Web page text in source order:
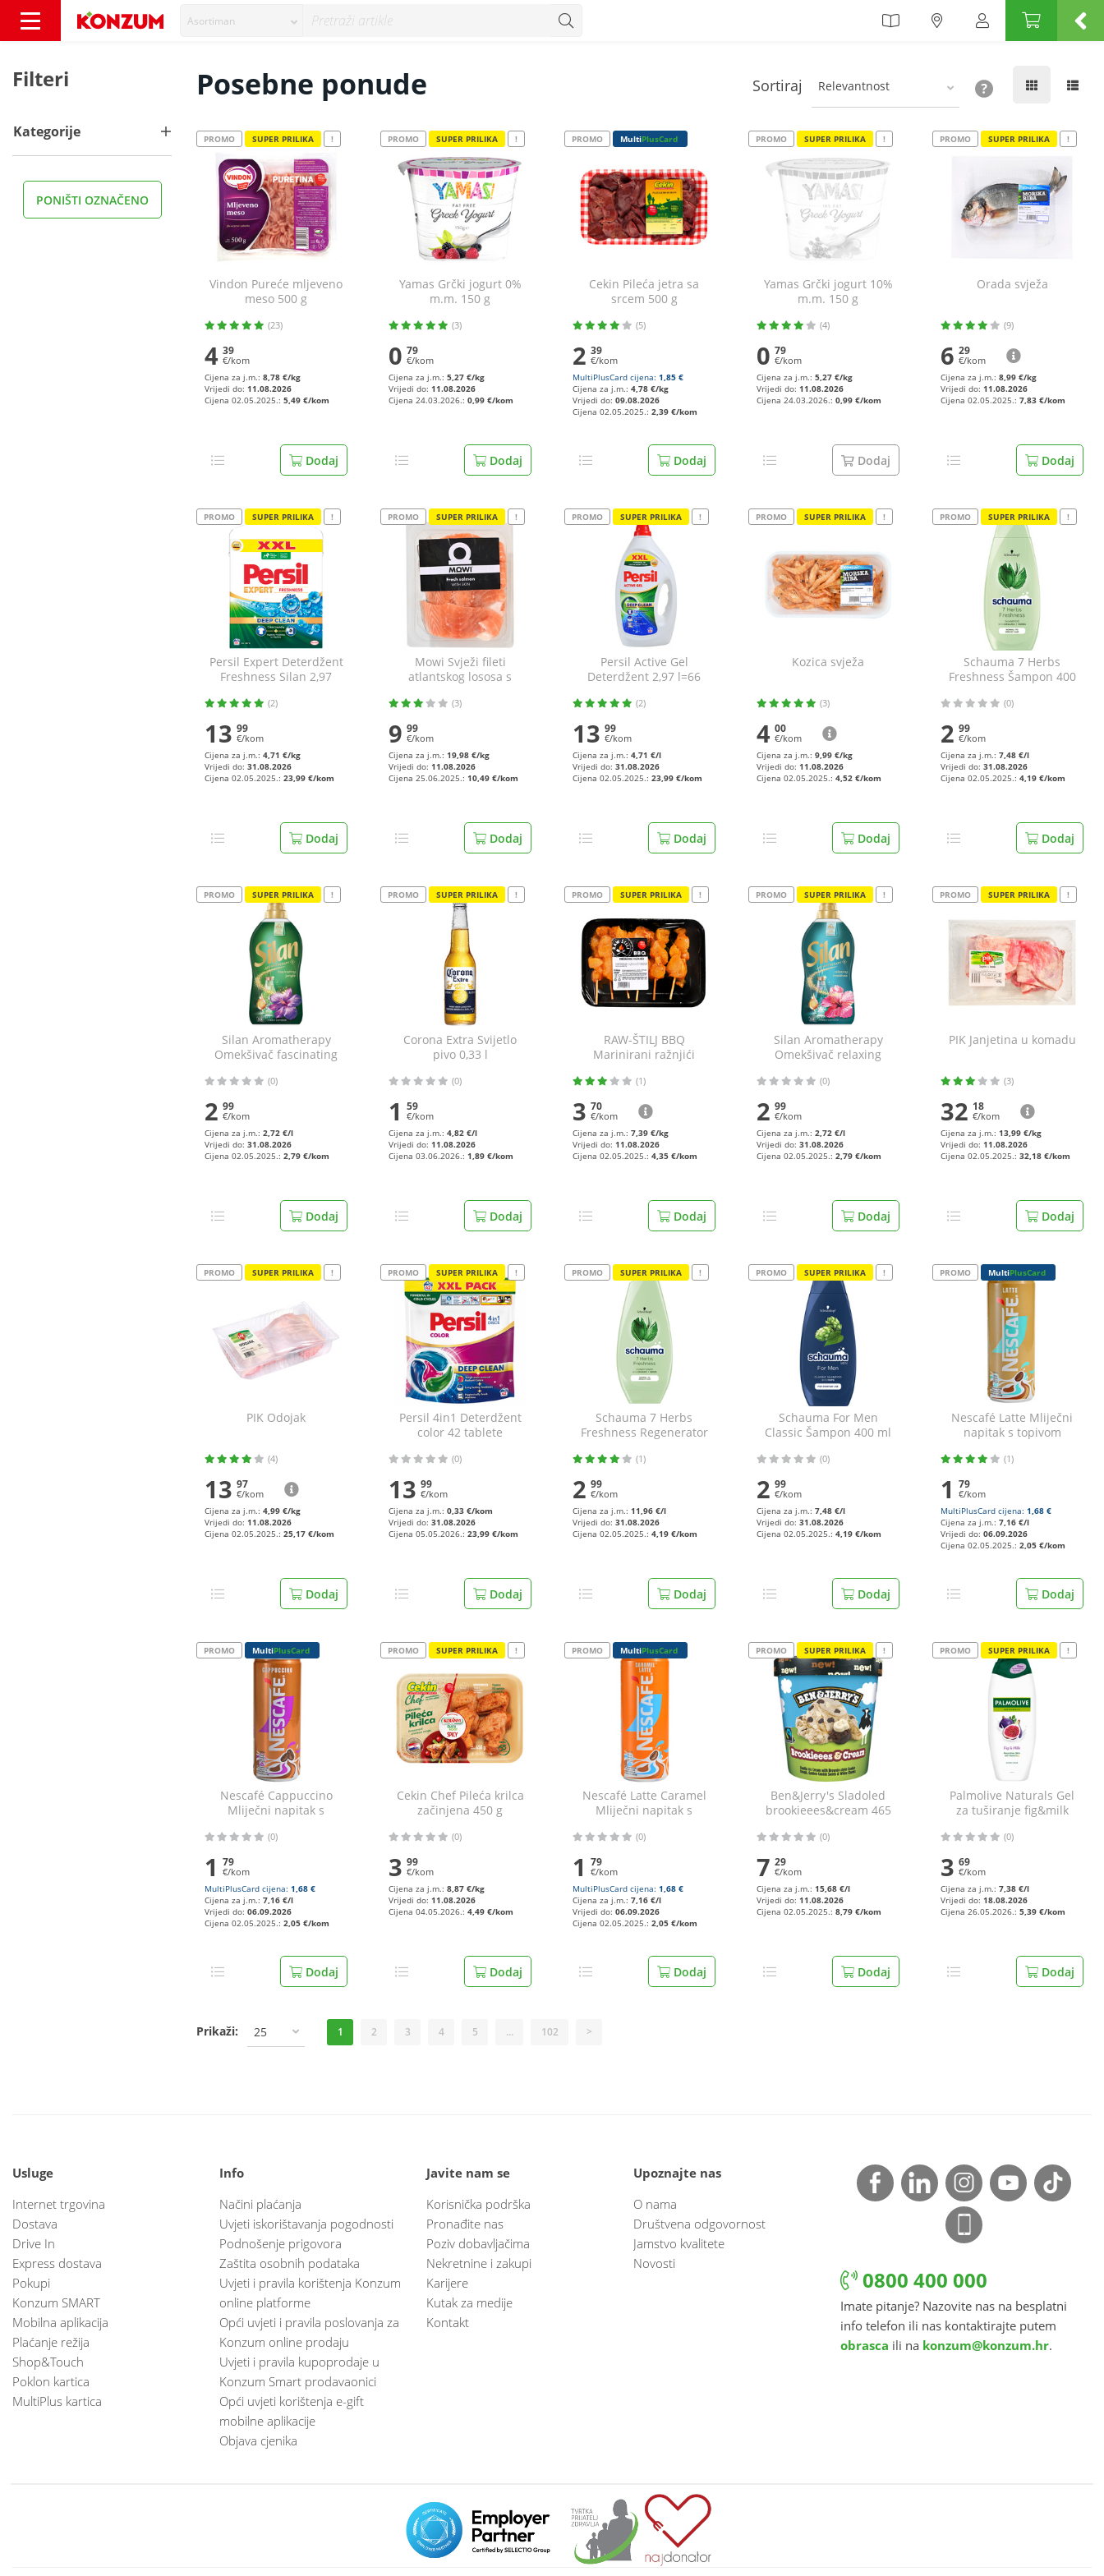
Asortiman
Filteri
Kategorije
PONIŠTI OZNAČENO
Posebne ponude Sortiraj Relevantnost
PROMO SUPER PRILIKA !
Vindon Pureće mljeveno
meso 500 g
(23)
4 39
€/kom
Cijena za j.m.: 8,78 €/kg
Vrijedi do: 11.08.2026
Cijena 02.05.2025.: 5,49 €/kom
Dodaj
PROMO SUPER PRILIKA !
Yamas Grčki jogurt 0%
m.m. 150 g
(3)
0 79
€/kom
Cijena za j.m.: 5,27 €/kg
Vrijedi do: 11.08.2026
Cijena 24.03.2026.: 0,99 €/kom
Dodaj
PROMO MultiPlusCard
Cekin Pileća jetra sa
srcem 500 g
(5)
2 39
€/kom
MultiPlusCard cijena: 1,85 €
Cijena za j.m.: 4,78 €/kg
Vrijedi do: 09.08.2026
Cijena 02.05.2025.: 2,39 €/kom
Dodaj
PROMO SUPER PRILIKA !
Yamas Grčki jogurt 10%
m.m. 150 g
(4)
0 79
€/kom
Cijena za j.m.: 5,27 €/kg
Vrijedi do: 11.08.2026
Cijena 24.03.2026.: 0,99 €/kom
Dodaj
PROMO SUPER PRILIKA !
Orada svježa
(9)
6 29
€/kom
Cijena za j.m.: 8,99 €/kg
Vrijedi do: 11.08.2026
Cijena 02.05.2025.: 7,83 €/kom
Dodaj
PROMO SUPER PRILIKA !
Persil Expert Deterdžent
Freshness Silan 2,97
(2)
13 99
€/kom
Cijena za j.m.: 4,71 €/kg
Vrijedi do: 31.08.2026
Cijena 02.05.2025.: 23,99 €/kom
Dodaj
PROMO SUPER PRILIKA !
Mowi Svježi fileti
atlantskog lososa s
(3)
9 99
€/kom
Cijena za j.m.: 19,98 €/kg
Vrijedi do: 11.08.2026
Cijena 25.06.2025.: 10,49 €/kom
Dodaj
PROMO SUPER PRILIKA !
Persil Active Gel
Deterdžent 2,97 l=66
(2)
13 99
€/kom
Cijena za j.m.: 4,71 €/l
Vrijedi do: 31.08.2026
Cijena 02.05.2025.: 23,99 €/kom
Dodaj
PROMO SUPER PRILIKA !
Kozica svježa
(3)
4 00
€/kom
Cijena za j.m.: 9,99 €/kg
Vrijedi do: 11.08.2026
Cijena 02.05.2025.: 4,52 €/kom
Dodaj
PROMO SUPER PRILIKA !
Schauma 7 Herbs
Freshness Šampon 400
(0)
2 99
€/kom
Cijena za j.m.: 7,48 €/l
Vrijedi do: 31.08.2026
Cijena 02.05.2025.: 4,19 €/kom
Dodaj
PROMO SUPER PRILIKA !
Silan Aromatherapy
Omekšivač fascinating
(0)
2 99
€/kom
Cijena za j.m.: 2,72 €/l
Vrijedi do: 31.08.2026
Cijena 02.05.2025.: 2,79 €/kom
Dodaj
PROMO SUPER PRILIKA !
Corona Extra Svijetlo
pivo 0,33 l
(0)
1 59
€/kom
Cijena za j.m.: 4,82 €/l
Vrijedi do: 11.08.2026
Cijena 03.06.2026.: 1,89 €/kom
Dodaj
PROMO SUPER PRILIKA !
RAW-ŠTILJ BBQ
Marinirani ražnjići
(1)
3 70
€/kom
Cijena za j.m.: 7,39 €/kg
Vrijedi do: 11.08.2026
Cijena 02.05.2025.: 4,35 €/kom
Dodaj
PROMO SUPER PRILIKA !
Silan Aromatherapy
Omekšivač relaxing
(0)
2 99
€/kom
Cijena za j.m.: 2,72 €/l
Vrijedi do: 31.08.2026
Cijena 02.05.2025.: 2,79 €/kom
Dodaj
PROMO SUPER PRILIKA !
PIK Janjetina u komadu
(3)
32 18
€/kom
Cijena za j.m.: 13,99 €/kg
Vrijedi do: 11.08.2026
Cijena 02.05.2025.: 32,18 €/kom
Dodaj
PROMO SUPER PRILIKA !
PIK Odojak
(4)
13 97
€/kom
Cijena za j.m.: 4,99 €/kg
Vrijedi do: 11.08.2026
Cijena 02.05.2025.: 25,17 €/kom
Dodaj
PROMO SUPER PRILIKA !
Persil 4in1 Deterdžent
color 42 tablete
(0)
13 99
€/kom
Cijena za j.m.: 0,33 €/kom
Vrijedi do: 31.08.2026
Cijena 05.05.2026.: 23,99 €/kom
Dodaj
PROMO SUPER PRILIKA !
Schauma 7 Herbs
Freshness Regenerator
(1)
2 99
€/kom
Cijena za j.m.: 11,96 €/l
Vrijedi do: 31.08.2026
Cijena 02.05.2025.: 4,19 €/kom
Dodaj
PROMO SUPER PRILIKA !
Schauma For Men
Classic Šampon 400 ml
(0)
2 99
€/kom
Cijena za j.m.: 7,48 €/l
Vrijedi do: 31.08.2026
Cijena 02.05.2025.: 4,19 €/kom
Dodaj
PROMO MultiPlusCard
Nescafé Latte Mliječni
napitak s topivom
(1)
1 79
€/kom
MultiPlusCard cijena: 1,68 €
Cijena za j.m.: 7,16 €/l
Vrijedi do: 06.09.2026
Cijena 02.05.2025.: 2,05 €/kom
Dodaj
PROMO MultiPlusCard
Nescafé Cappuccino
Mliječni napitak s
(0)
1 79
€/kom
MultiPlusCard cijena: 1,68 €
Cijena za j.m.: 7,16 €/l
Vrijedi do: 06.09.2026
Cijena 02.05.2025.: 2,05 €/kom
Dodaj
PROMO SUPER PRILIKA !
Cekin Chef Pileća krilca
začinjena 450 g
(0)
3 99
€/kom
Cijena za j.m.: 8,87 €/kg
Vrijedi do: 11.08.2026
Cijena 04.05.2026.: 4,49 €/kom
Dodaj
PROMO MultiPlusCard
Nescafé Latte Caramel
Mliječni napitak s
(0)
1 79
€/kom
MultiPlusCard cijena: 1,68 €
Cijena za j.m.: 7,16 €/l
Vrijedi do: 06.09.2026
Cijena 02.05.2025.: 2,05 €/kom
Dodaj
PROMO SUPER PRILIKA !
Ben&Jerry's Sladoled
brookieees&cream 465
(0)
7 29
€/kom
Cijena za j.m.: 15,68 €/l
Vrijedi do: 11.08.2026
Cijena 02.05.2025.: 8,79 €/kom
Dodaj
PROMO SUPER PRILIKA !
Palmolive Naturals Gel
za tuširanje fig&milk
(0)
3 69
€/kom
Cijena za j.m.: 7,38 €/l
Vrijedi do: 18.08.2026
Cijena 26.05.2026.: 5,39 €/kom
Dodaj
Prikaži: 25 1 2 3 4 5 ... 102 >
Usluge
Internet trgovina
Dostava
Drive In
Express dostava
Pokupi
Konzum SMART
Mobilna aplikacija
Plaćanje režija
Shop&Touch
Poklon kartica
MultiPlus kartica
Info
Načini plaćanja
Uvjeti iskorištavanja pogodnosti
Podnošenje prigovora
Zaštita osobnih podataka
Uvjeti i pravila korištenja Konzum
online platforme
Opći uvjeti i pravila poslovanja za
Konzum online prodaju
Uvjeti i pravila kupoprodaje u
Konzum Smart prodavaonici
Opći uvjeti korištenja e-gift
mobilne aplikacije
Objava cjenika
Javite nam se
Korisnička podrška
Pronađite nas
Poziv dobavljačima
Nekretnine i zakupi
Karijere
Kutak za medije
Kontakt
Upoznajte nas
O nama
Društvena odgovornost
Jamstvo kvalitete
Novosti
0800 400 000
Imate pitanje? Nazovite nas na besplatni
info telefon ili nas kontaktirajte putem
obrasca ili na konzum@konzum.hr.